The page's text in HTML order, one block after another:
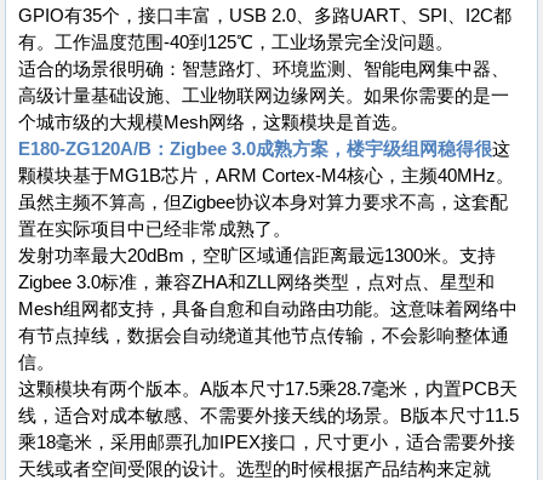
GPIO有35个，接口丰富，USB 2.0、多路UART、SPI、I2C都
有。工作温度范围-40到125℃，工业场景完全没问题。
适合的场景很明确：智慧路灯、环境监测、智能电网集中器、
高级计量基础设施、工业物联网边缘网关。如果你需要的是一
个城市级的大规模Mesh网络，这颗模块是首选。
E180-ZG120A/B：Zigbee 3.0成熟方案，楼宇级组网稳得很这
颗模块基于MG1B芯片，ARM Cortex-M4核心，主频40MHz。
虽然主频不算高，但Zigbee协议本身对算力要求不高，这套配
置在实际项目中已经非常成熟了。
发射功率最大20dBm，空旷区域通信距离最远1300米。支持
Zigbee 3.0标准，兼容ZHA和ZLL网络类型，点对点、星型和
Mesh组网都支持，具备自愈和自动路由功能。这意味着网络中
有节点掉线，数据会自动绕道其他节点传输，不会影响整体通
信。
这颗模块有两个版本。A版本尺寸17.5乘28.7毫米，内置PCB天
线，适合对成本敏感、不需要外接天线的场景。B版本尺寸11.5
乘18毫米，采用邮票孔加IPEX接口，尺寸更小，适合需要外接
天线或者空间受限的设计。选型的时候根据产品结构来定就